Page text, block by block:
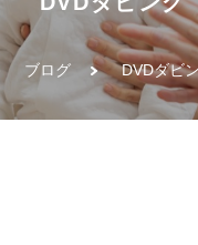
ブログ DVDダビ